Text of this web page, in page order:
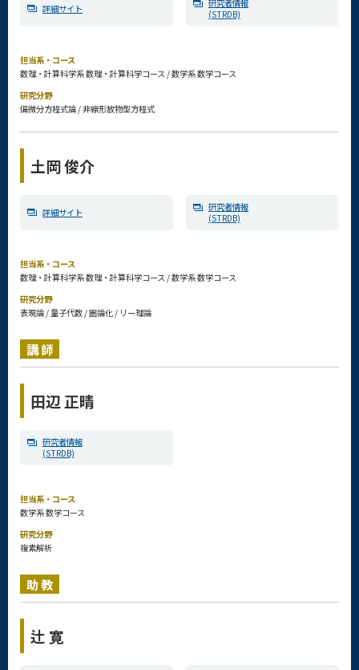
詳細サイト
研究者情報
(STRDB)
担当系・コース
数理・計算科学系 数理・計算科学コース / 数学系 数学コース
研究分野
偏微分方程式論 / 非線形放物型方程式
土岡 俊介
詳細サイト
研究者情報
(STRDB)
担当系・コース
数理・計算科学系 数理・計算科学コース / 数学系 数学コース
研究分野
表現論 / 量子代数 / 圏論化 / リー理論
講師
田辺 正晴
研究者情報
(STRDB)
担当系・コース
数学系 数学コース
研究分野
複素解析
助教
辻 寛